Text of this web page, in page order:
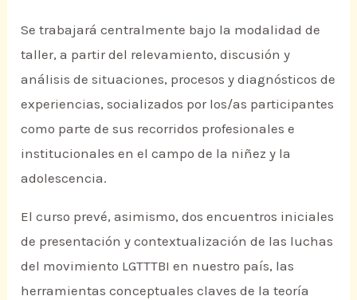
Se trabajará centralmente bajo la modalidad de
taller, a partir del relevamiento, discusión y
análisis de situaciones, procesos y diagnósticos de
experiencias, socializados por los/as participantes
como parte de sus recorridos profesionales e
institucionales en el campo de la niñez y la
adolescencia.
El curso prevé, asimismo, dos encuentros iniciales
de presentación y contextualización de las luchas
del movimiento LGTTTBI en nuestro país, las
herramientas conceptuales claves de la teoría